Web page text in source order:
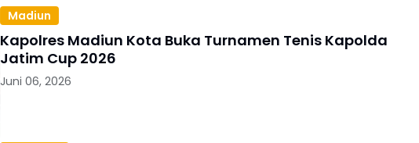
Madiun
Kapolres Madiun Kota Buka Turnamen Tenis Kapolda
Jatim Cup 2026
Juni 06, 2026